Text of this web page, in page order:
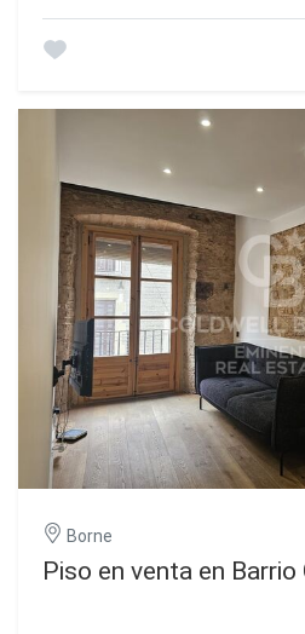
reformados y listos para generar
Ubicación estratégica en el
32 m², completamente equipados. Modelo de alquiler
flexible: contratos de corta
para profesionales y expatriados. Rentabilidad bruta del
8.2% con ocupación completa Rentabilidad Garantizada:
Alquiler por unidad: 800 €/mes Ingresos potenciales: 7.200
€/mes con ocupación total Rentabilidad optimizada en
una de las zonas con mayor
Cada Apartamento Incluye: Baño completo y cocina
equipada Salón con mobiliario moderno y mesa de
comedor Aire acondicionado para mayor confort
Televisión con Netflix incluida Opciones de Compra
Flexibles: Venta en bloque (9 apartamentos) o lotes de 3
unidades Opción de compra con inquilinos o vacíos, según
la estrategia del inversor Precio total: 950.000 € ¡No dejes
pasar esta oportunidad!
Borne
Piso en venta en Barrio